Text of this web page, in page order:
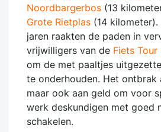
Noordbargerbos (13
Grote Rietplas (14
jaren raakten de paden in
vrijwilligers van de Fiets Tour
om de met paaltjes
te onderhouden. Het ontbrak
maar ook aan geld om voor
werk deskundigen met goed
schakelen.